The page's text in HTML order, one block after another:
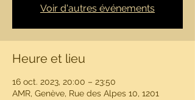
Voir d'autres événements
Heure et lieu
16 oct. 2023, 20:00 – 23:50
AMR, Genève, Rue des Alpes 10, 1201